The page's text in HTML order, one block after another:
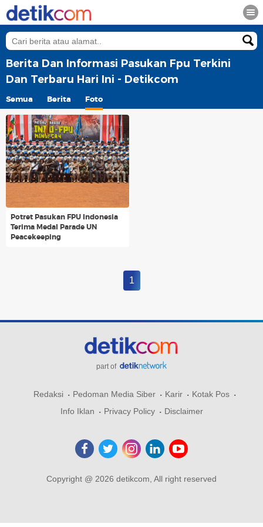
Berita Dan Informasi Pasukan Fpu Terkini
Dan Terbaru Hari Ini - Detikcom
Semua Berita Foto
Potret Pasukan FPU Indonesia
Terima Medal Parade UN
Peacekeeping
1
part of
Redaksi Pedoman Media Siber Karir
Kotak Pos
Info Iklan
Privacy Policy Disclaimer
Copyright @ 2026 detikcom, All right reserved